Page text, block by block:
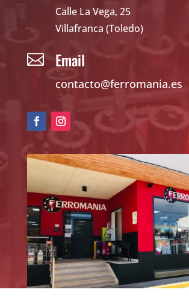
Calle La Vega, 25
Villafranca (Toledo)
 Email
contacto@ferromania.es